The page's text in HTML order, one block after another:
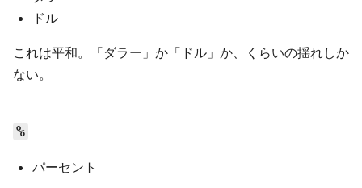
ドル
これは平和。「ダラー」か「ドル」か、くらいの揺れしか
ない。
%
パーセント